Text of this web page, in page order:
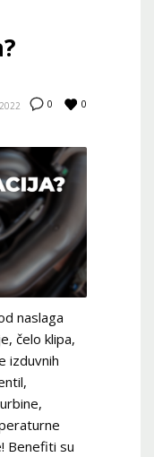
0 0
naslaga
čelo klipa,
izduvnih
Benefiti su